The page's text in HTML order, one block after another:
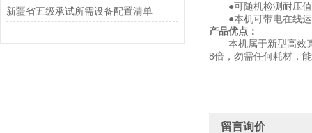
新疆省五级承试所需设备配置清单
●可随机检测耐压值
●本机可带电在线运
产品优点：
本机属于新型高效真
8倍，勿需任何耗材，
留言询价